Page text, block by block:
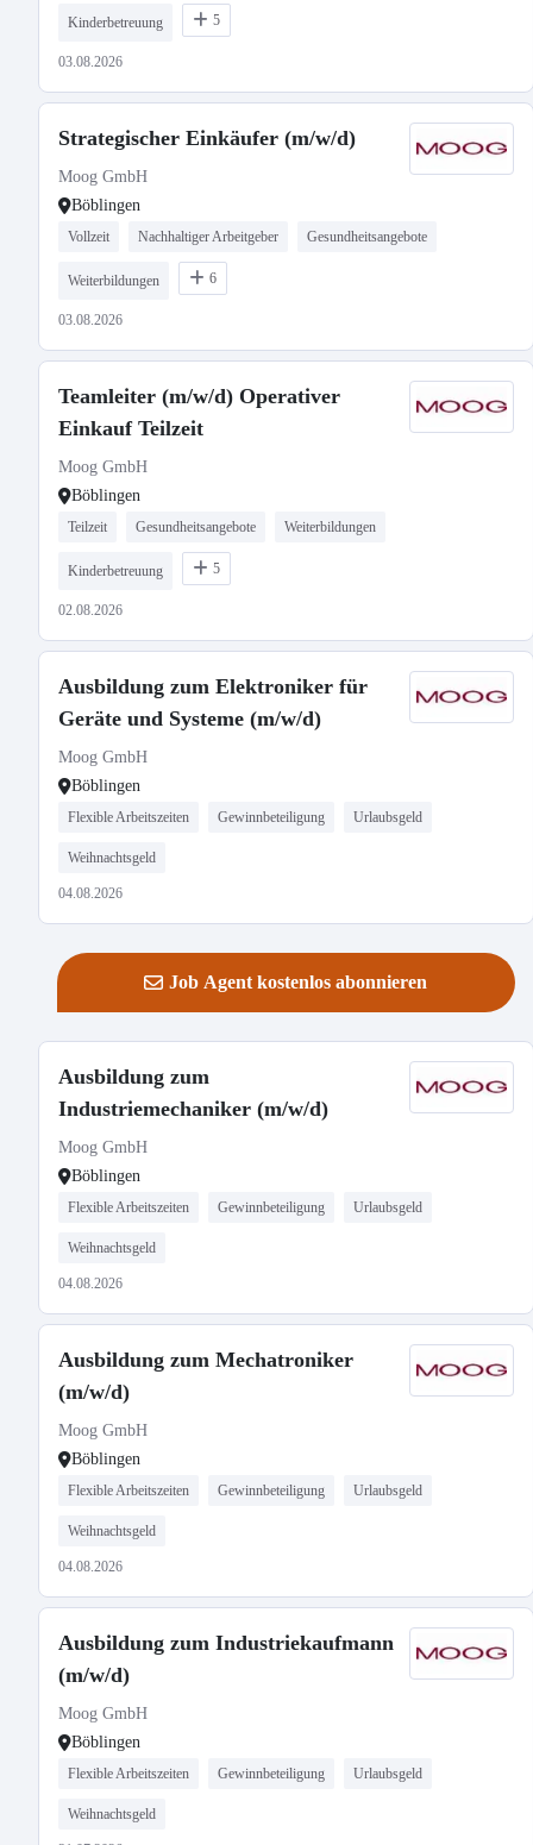
Kinderbetreuung 5
03.08.2026
Strategischer Einkäufer (m/w/d)
Moog GmbH
Böblingen
Vollzeit Nachhaltiger Arbeitgeber Gesundheitsangebote
Weiterbildungen 6
03.08.2026
Teamleiter (m/w/d) Operativer
Einkauf Teilzeit
Moog GmbH
Böblingen
Teilzeit Gesundheitsangebote Weiterbildungen
Kinderbetreuung 5
02.08.2026
Ausbildung zum Elektroniker für
Geräte und Systeme (m/w/d)
Moog GmbH
Böblingen
Flexible Arbeitszeiten Gewinnbeteiligung Urlaubsgeld
Weihnachtsgeld
04.08.2026
Job Agent kostenlos abonnieren
Ausbildung zum
Industriemechaniker (m/w/d)
Moog GmbH
Böblingen
Flexible Arbeitszeiten Gewinnbeteiligung Urlaubsgeld
Weihnachtsgeld
04.08.2026
Ausbildung zum Mechatroniker
(m/w/d)
Moog GmbH
Böblingen
Flexible Arbeitszeiten Gewinnbeteiligung Urlaubsgeld
Weihnachtsgeld
04.08.2026
Ausbildung zum Industriekaufmann
(m/w/d)
Moog GmbH
Böblingen
Flexible Arbeitszeiten Gewinnbeteiligung Urlaubsgeld
Weihnachtsgeld